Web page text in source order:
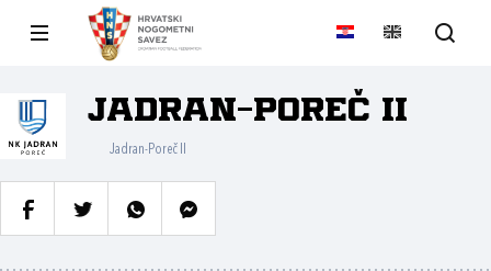
Jadran-Poreč II
Jadran-Poreč II